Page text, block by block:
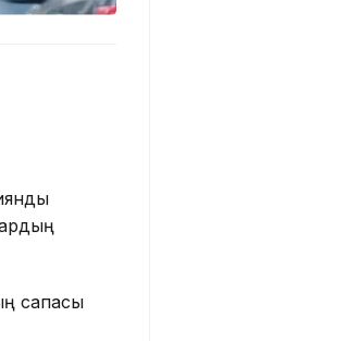
сапасы